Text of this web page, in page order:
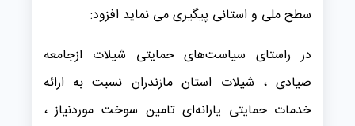
سطح ملی و استانی پیگیری می نماید افزود:
در راستای سیاست‌های حمایتی شیلات ازجامعه
صیادی ، شیلات استان مازندران نسبت به ارائه
خدمات حمایتی یارانه‌ای تامین سوخت موردنیاز ،